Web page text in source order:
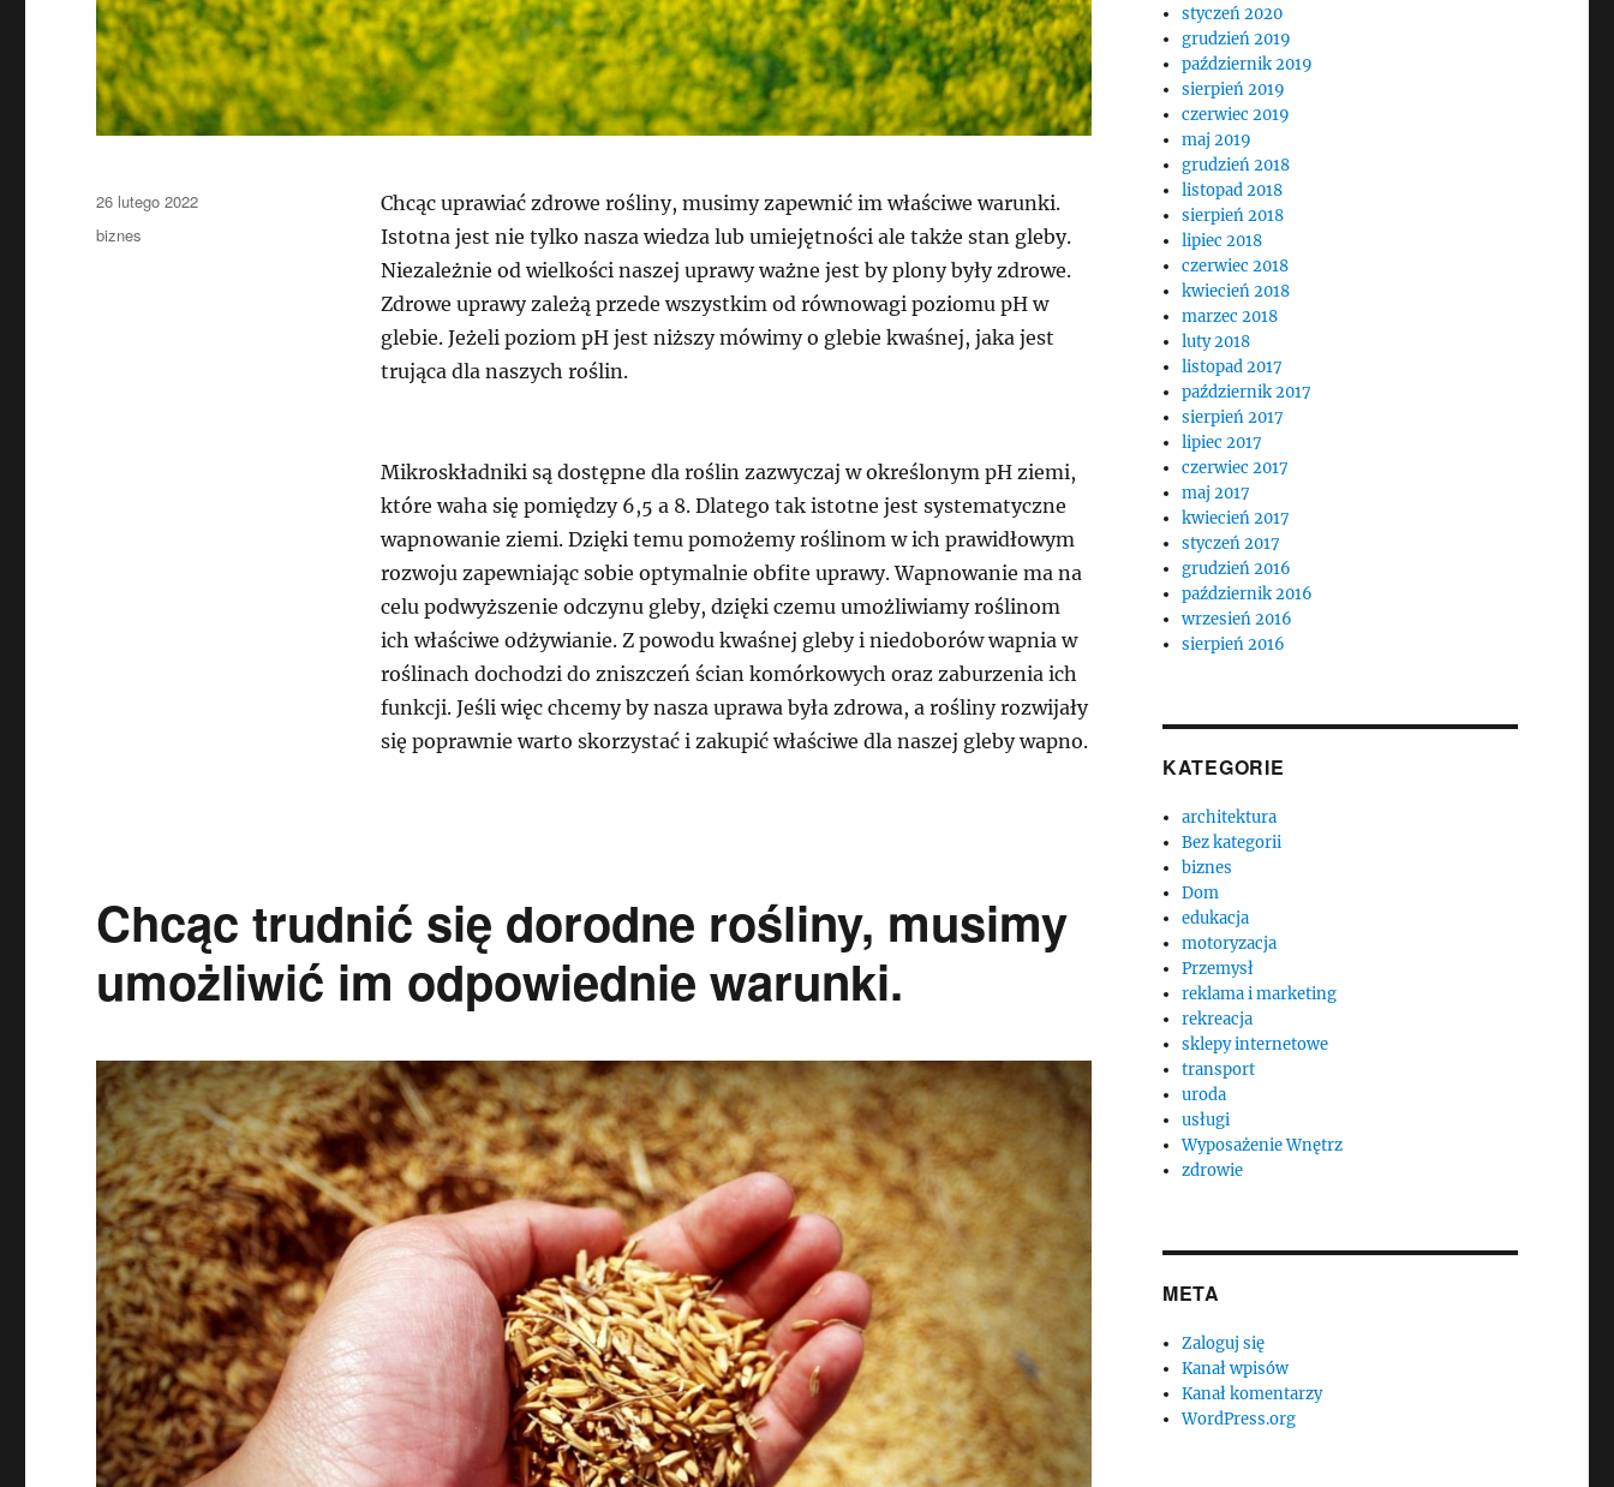
Chcąc uprawiać zdrowe rośliny, musimy zapewnić im właściwe warunki.
Istotna jest nie tylko nasza wiedza lub umiejętności ale także stan gleby.
Niezależnie od wielkości naszej uprawy ważne jest by plony były zdrowe.
Zdrowe uprawy zależą przede wszystkim od równowagi poziomu pH w
glebie. Jeżeli poziom pH jest niższy mówimy o glebie kwaśnej, jaka jest
trująca dla naszych roślin.
Mikroskładniki są dostępne dla roślin zazwyczaj w określonym pH ziemi,
które waha się pomiędzy 6,5 a 8. Dlatego tak istotne jest systematyczne
wapnowanie ziemi. Dzięki temu pomożemy roślinom w ich prawidłowym
rozwoju zapewniając sobie optymalnie obfite uprawy. Wapnowanie ma na
celu podwyższenie odczynu gleby, dzięki czemu umożliwiamy roślinom
ich właściwe odżywianie. Z powodu kwaśnej gleby i niedoborów wapnia w
roślinach dochodzi do zniszczeń ścian komórkowych oraz zaburzenia ich
funkcji. Jeśli więc chcemy by nasza uprawa była zdrowa, a rośliny rozwijały
się poprawnie warto skorzystać i zakupić właściwe dla naszej gleby wapno.
Data
publikacji
26 lutego 2022
Kategorie
biznes
Chcąc trudnić się dorodne rośliny, musimy
umożliwić im odpowiednie warunki.
styczeń 2020
grudzień 2019
październik 2019
sierpień 2019
czerwiec 2019
maj 2019
grudzień 2018
listopad 2018
sierpień 2018
lipiec 2018
czerwiec 2018
kwiecień 2018
marzec 2018
luty 2018
listopad 2017
październik 2017
sierpień 2017
lipiec 2017
czerwiec 2017
maj 2017
kwiecień 2017
styczeń 2017
grudzień 2016
październik 2016
wrzesień 2016
sierpień 2016
KATEGORIE
architektura
Bez kategorii
biznes
Dom
edukacja
motoryzacja
Przemysł
reklama i marketing
rekreacja
sklepy internetowe
transport
uroda
usługi
Wyposażenie Wnętrz
zdrowie
META
Zaloguj się
Kanał wpisów
Kanał komentarzy
WordPress.org